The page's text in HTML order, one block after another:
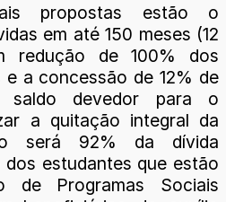
propostas estão o
em até 150 meses (12
redução de 100% dos
a concessão de 12% de
saldo devedor para o
a quitação integral da
será 92% da dívida
estudantes que estão
de Programas Sociais